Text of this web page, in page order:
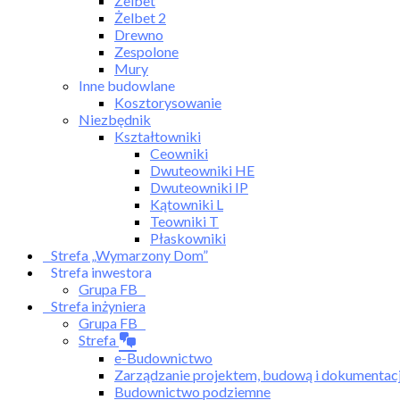
Żelbet 2
Drewno
Zespolone
Mury
Inne budowlane
Kosztorysowanie
Niezbędnik
Kształtowniki
Ceowniki
Dwuteowniki HE
Dwuteowniki IP
Kątowniki L
Teowniki T
Płaskowniki
Strefa „Wymarzony Dom”
Strefa inwestora
Grupa FB
Strefa inżyniera
Grupa FB
Strefa
e-Budownictwo
Zarządzanie projektem, budową i
Budownictwo podziemne